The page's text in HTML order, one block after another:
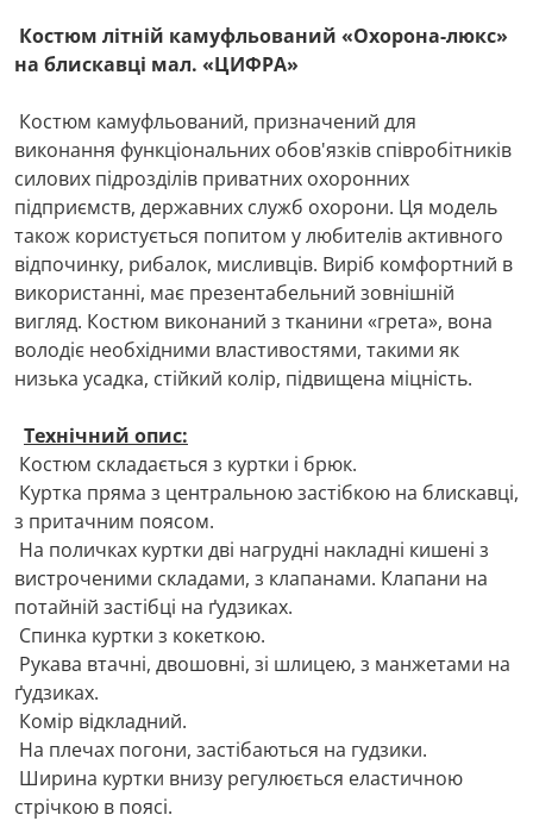
Костюм літній камуфльований «Охорона-люкс»
на блискавці мал. «ЦИФРА»
Костюм камуфльований, призначений для
виконання функціональних обов'язків співробітників
силових підрозділів приватних охоронних
підприємств, державних служб охорони. Ця модель
також користується попитом у любителів активного
відпочинку, рибалок, мисливців. Виріб комфортний в
використанні, має презентабельний зовнішній
вигляд. Костюм виконаний з тканини «грета», вона
володіє необхідними властивостями, такими як
низька усадка, стійкий колір, підвищена міцність.
Технічний опис:
Костюм складається з куртки і брюк.
Куртка пряма з центральною застібкою на блискавці,
з притачним поясом.
На поличках куртки дві нагрудні накладні кишені з
вистроченими складами, з клапанами. Клапани на
потайній застібці на ґудзиках.
Спинка куртки з кокеткою.
Рукава втачні, двошовні, зі шлицею, з манжетами на
ґудзиках.
Комір відкладний.
На плечах погони, застібаються на гудзики.
Ширина куртки внизу регулюється еластичною
стрічкою в поясі.